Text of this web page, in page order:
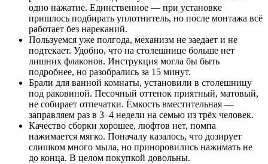
одно нажатие. Единственное — при установке
пришлось подбирать уплотнитель, но после монтажа всё
работает без нареканий.
Пользуемся уже полгода, механизм не заедает и не
подтекает. Удобно, что на столешнице больше нет
лишних флаконов. Инструкция могла бы быть
подробнее, но разобрались за 15 минут.
Брали для ванной комнаты, установили в столешницу
под раковиной. Песочный оттенок приятный, матовый,
не собирает отпечатки. Ёмкость вместительная —
заправляем раз в 3–4 недели на семью из трёх человек.
Качество сборки хорошее, люфтов нет, помпа
нажимается мягко. Поначалу казалось, что дозирует
слишком много мыла, но приноровились нажимать не
до конца. В целом покупкой довольны.